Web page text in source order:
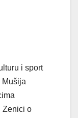
i sport
Mušija
Zenici o